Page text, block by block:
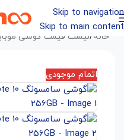
Skip to navigation
Skip to main content
خانه /لیست قیمت گوشی
اتمام موجودی